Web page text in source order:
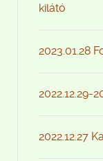
kilátó
2023.01.28
2022.12.29-
2022.12.27